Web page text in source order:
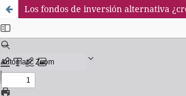
Los fondos de inversión alternativa